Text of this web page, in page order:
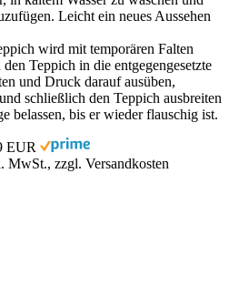
Leicht ein neues Aussehen
wird mit temporären Falten
Teppich in die entgegengesetzte
und Druck darauf ausüben,
schließlich den Teppich ausbreiten
belassen, bis er wieder flauschig ist.
EUR
MwSt., zzgl. Versandkosten